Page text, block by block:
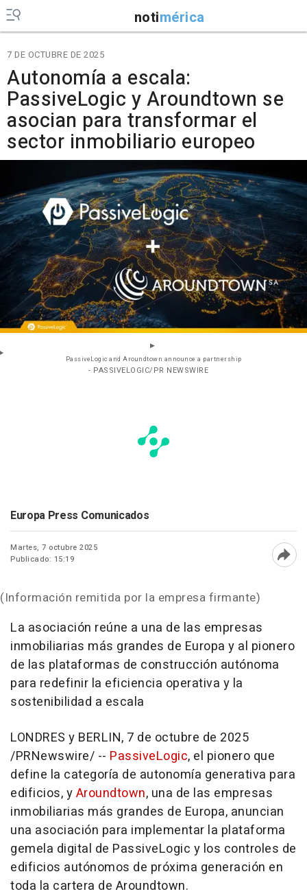
notimérica
7 DE OCTUBRE DE 2025
Autonomía a escala:
PassiveLogic y Aroundtown se
asocian para transformar el
sector inmobiliario europeo
PassiveLogic and Aroundtown announce a partnership
- PASSIVELOGIC/PR NEWSWIRE
Europa Press Comunicados
Martes, 7 octubre 2025
Publicado: 15:19
(Información remitida por la empresa firmante)
La asociación reúne a una de las empresas
inmobiliarias más grandes de Europa y al pionero
de las plataformas de construcción autónoma
para redefinir la eficiencia operativa y la
sostenibilidad a escala
LONDRES y BERLIN, 7 de octubre de 2025
/PRNewswire/ -- PassiveLogic, el pionero que
define la categoría de autonomía generativa para
edificios, yAroundtown, una de las empresas
inmobiliarias más grandes de Europa, anuncian
una asociación para implementar la plataforma
gemela digital de PassiveLogic y los controles de
edificios autónomos de próxima generación en
toda la cartera de Aroundtown.